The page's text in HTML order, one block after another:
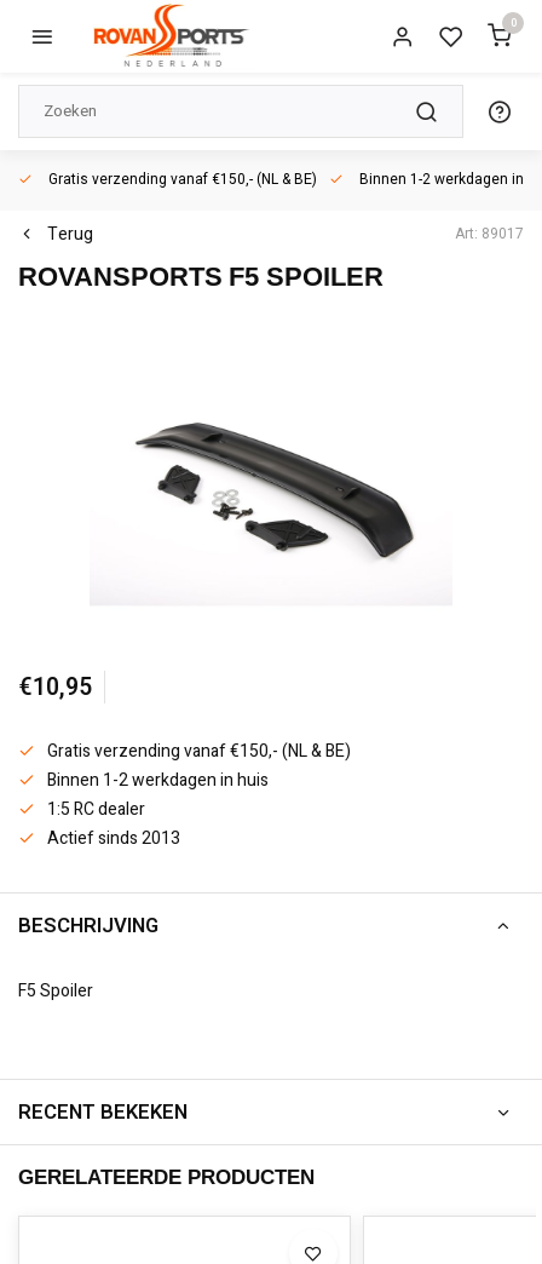
0
Gratis verzending vanaf €150,- (NL & BE) Binnen 1-2 werkdagen in
Terug Art: 89017
ROVANSPORTS F5 SPOILER
€10,95
Gratis verzending vanaf €150,- (NL & BE)
Binnen 1-2 werkdagen in huis
1:5 RC dealer
Actief sinds 2013
BESCHRIJVING
F5 Spoiler
RECENT BEKEKEN
GERELATEERDE PRODUCTEN